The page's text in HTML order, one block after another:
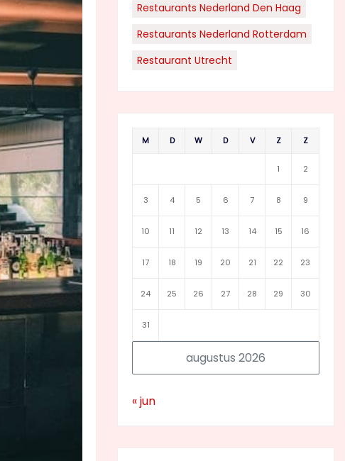
Restaurants Nederland Den Haag
Restaurants Nederland Rotterdam
Restaurant Utrecht
augustus 2026
M D W D V Z Z
1 2
3 4 5 6 7 8 9
10 11 12 13 14 15 16
17 18 19 20 21 22 23
24 25 26 27 28 29 30
31
« jun